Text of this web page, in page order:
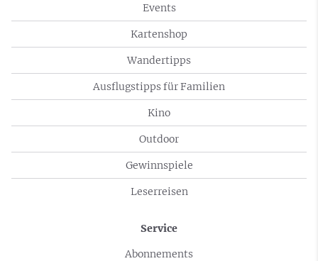
Events
Kartenshop
Wandertipps
Ausflugstipps für Familien
Kino
Outdoor
Gewinnspiele
Leserreisen
Service
Abonnements